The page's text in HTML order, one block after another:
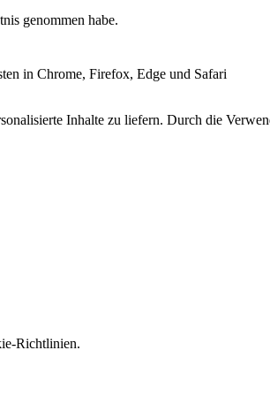
genommen habe.
in Chrome, Firefox, Edge und Safari
Inhalte zu liefern. Durch die
Richtlinien.